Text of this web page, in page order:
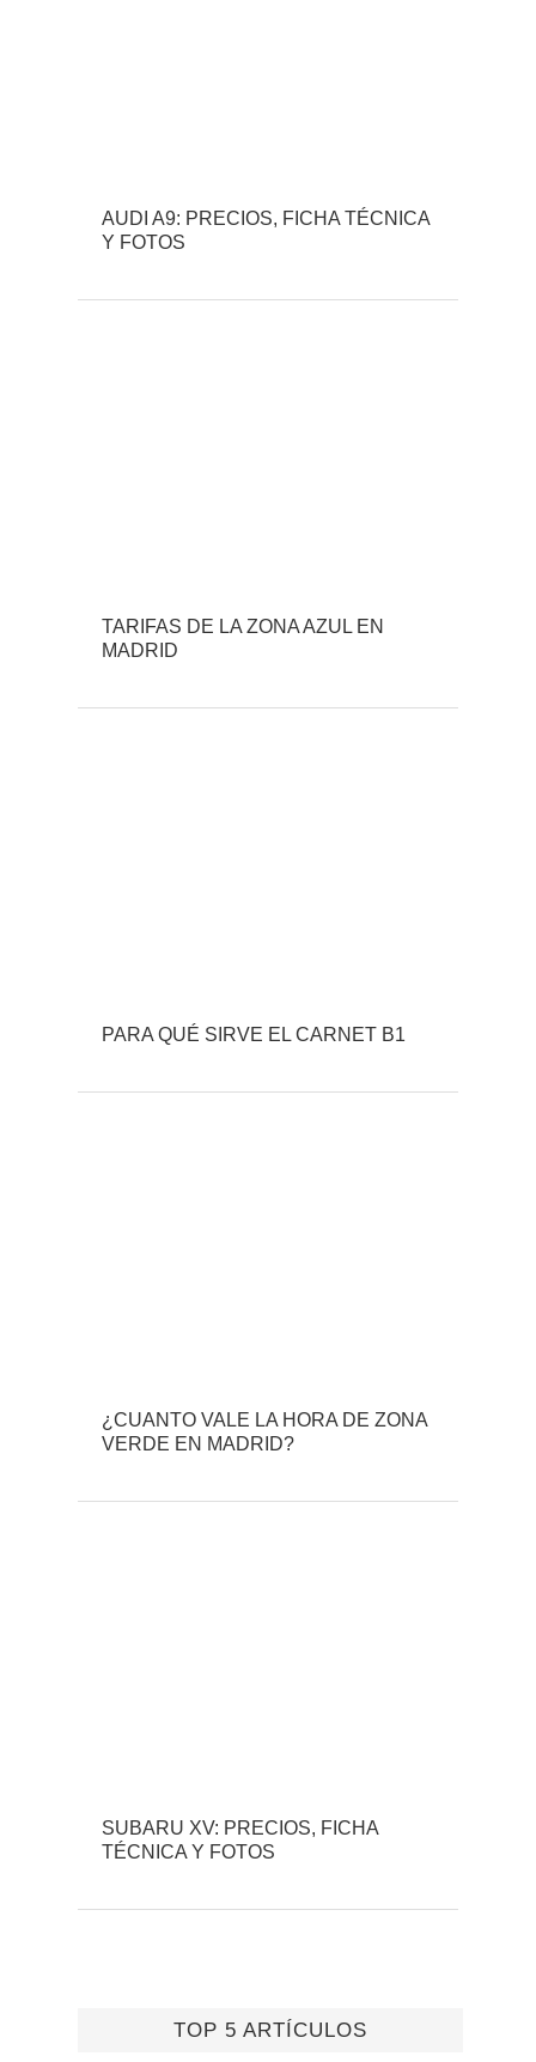
AUDI A9: PRECIOS, FICHA TÉCNICA
Y FOTOS
TARIFAS DE LA ZONA AZUL EN
MADRID
PARA QUÉ SIRVE EL CARNET B1
¿CUANTO VALE LA HORA DE ZONA
VERDE EN MADRID?
SUBARU XV: PRECIOS, FICHA
TÉCNICA Y FOTOS
TOP 5 ARTÍCULOS